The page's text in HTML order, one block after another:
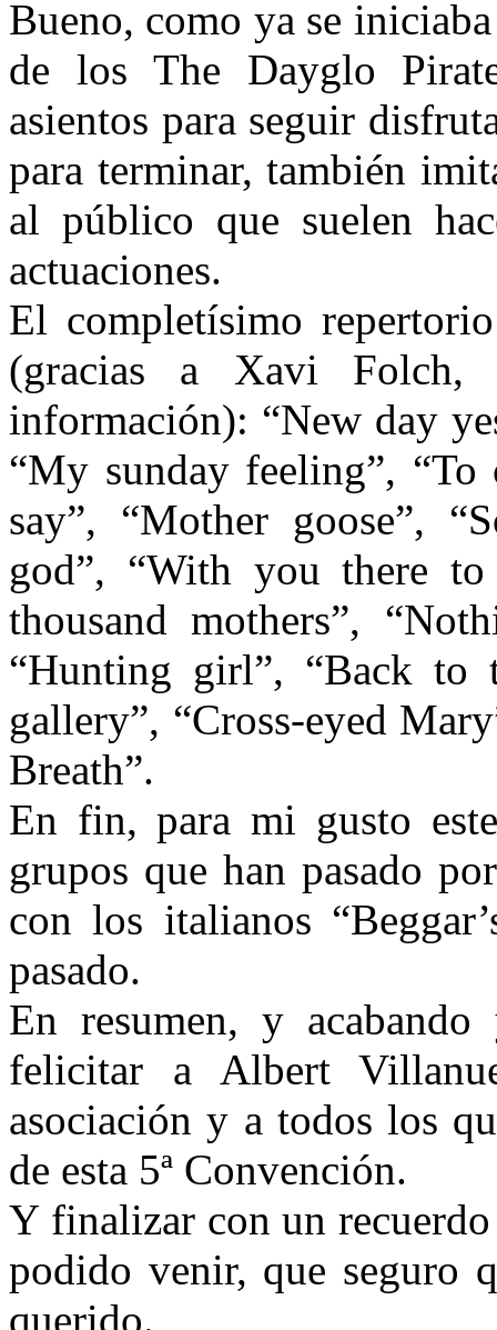
Bueno, como ya se
de los The Dayglo
asientos para seguir
para terminar, también
al público que suelen
actuaciones.
El completísimo
(gracias a Xavi Folch,
información): “New day
“My sunday feeling”,
say”, “Mother goose”,
god”, “With you there
thousand mothers”,
“Hunting girl”, “Back
gallery”, “Cross-eyed
Breath”.
En fin, para mi gusto
grupos que han pasado
con los italianos
pasado.
En resumen, y
felicitar a Albert
asociación y a todos los
de esta 5ª Convención.
Y finalizar con un
podido venir, que seguro
querido.